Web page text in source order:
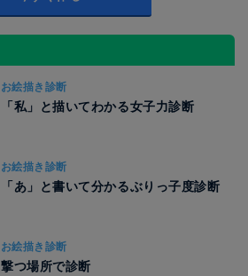
お絵描き診断
「私」と描いてわかる女子力診断
お絵描き診断
「あ」と書いて分かるぶりっ子度診断
お絵描き診断
撃つ場所で診断